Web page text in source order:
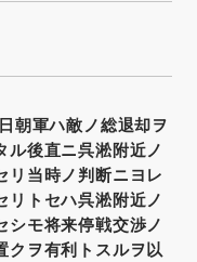
朝軍ハ敵ノ総退却ヲ
ル後直ニ呉淞附近ノ
リ当時ノ判断ニヨレ
リトセハ呉淞附近ノ
シモ将来停戦交渉ノ
クヲ有利トスルヲ以